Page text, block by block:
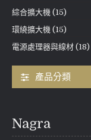
綜合擴大機 (15)
環繞擴大機 (15)
電源處理器與線材 (18)
產品分類
Nagra